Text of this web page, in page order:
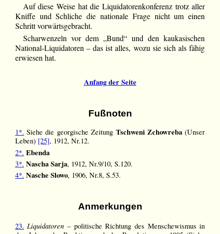
Auf diese Weise hat die Liquidatorenkonferenz trotz aller
Kniffe und Schliche die nationale Frage nicht um einen
Schritt vorwärtsgebracht.
Scharwenzeln vor dem „Bund“ und den kaukasischen
National-Liquidatoren – das ist alles, wozu sie sich als fähig
erwiesen hat.
Anfang der Seite
Fußnoten
1*. Siehe die georgische Zeitung Tschweni Zchowreba(Unser
Leben) [25], 1912, Nr.12.
2*. Ebenda
3*. Nascha Sarja, 1912, Nr.9/10, S.120.
4*. Nasche Slowo, 1906, Nr.8, S.53.
Anmerkungen
23. Liquidatoren – politische Richtung des Menschewismus in